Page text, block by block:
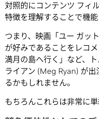
対照的にコンテンツ フィ
特徴を理解することで機能
つまり、映画「ユー ガッ
が好みであることをレコ
満月の島へ行く」など、
ライアン (Meg Ryan) が
るかもしれません。
もちろんこれらは非常に単